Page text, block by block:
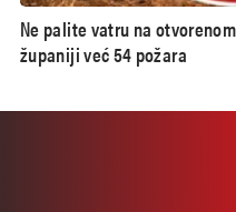
Ne palite vatru na
županiji već 54 požara